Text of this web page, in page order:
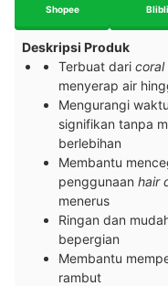
Shopee Blibli
Deskripsi Produk
Terbuat dari coral
menyerap air
Mengurangi
signifikan tanpa
berlebihan
Membantu
penggunaan hair
menerus
Ringan dan
bepergian
Membantu
rambut